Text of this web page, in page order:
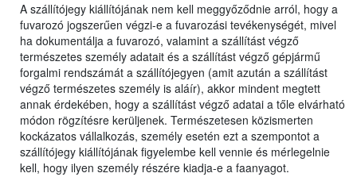
A szállítójegy kiállítójának nem kell meggyőződnie arról, hogy a
fuvarozó jogszerűen végzi-e a fuvarozási tevékenységét, mivel
ha dokumentálja a fuvarozó, valamint a szállítást végző
természetes személy adatait és a szállítást végző gépjármű
forgalmi rendszámát a szállítójegyen (amit azután a szállítást
végző természetes személy is aláír), akkor mindent megtett
annak érdekében, hogy a szállítást végző adatai a tőle elvárható
módon rögzítésre kerüljenek. Természetesen közismerten
kockázatos vállalkozás, személy esetén ezt a szempontot a
szállítójegy kiállítójának figyelembe kell vennie és mérlegelnie
kell, hogy ilyen személy részére kiadja-e a faanyagot.